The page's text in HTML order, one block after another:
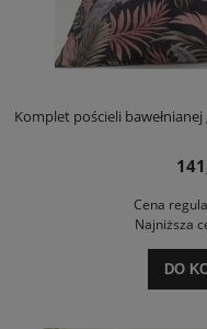
Komplet pościeli
Cena
Najniższa
DO